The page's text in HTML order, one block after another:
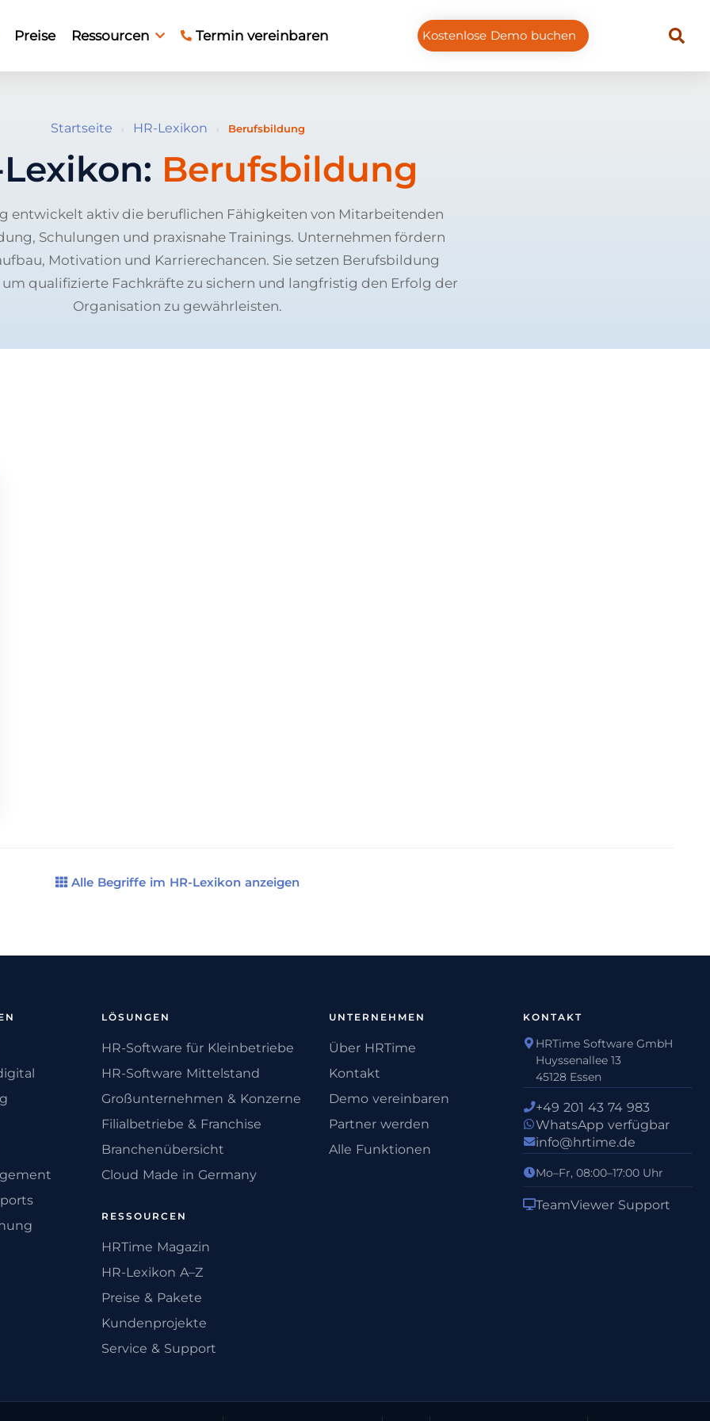
Preise Ressourcen Termin vereinbaren Kostenlose Demo buchen
Startseite › HR-Lexikon › Berufsbildung
Berufsbildung
entwickelt aktiv die beruflichen Fähigkeiten von Mitarbeitenden
Schulungen und praxisnahe Trainings. Unternehmen fördern
Motivation und Karrierechancen. Sie setzen Berufsbildung
qualifizierte Fachkräfte zu sichern und langfristig den Erfolg der
Organisation zu gewährleisten.
Alle Begriffe im HR-Lexikon anzeigen
LÖSUNGEN
HR-Software für Kleinbetriebe
HR-Software Mittelstand
Großunternehmen & Konzerne
Filialbetriebe & Franchise
Branchenübersicht
Cloud Made in Germany
RESSOURCEN
HRTime Magazin
HR-Lexikon A–Z
Preise & Pakete
Kundenprojekte
Service & Support
UNTERNEHMEN
Über HRTime
Kontakt
Demo vereinbaren
Partner werden
Alle Funktionen
KONTAKT
HRTime Software GmbH
Huyssenallee 13
45128 Essen
+49 201 43 74 983
WhatsApp verfügbar
info@hrtime.de
Mo–Fr, 08:00–17:00 Uhr
TeamViewer Support